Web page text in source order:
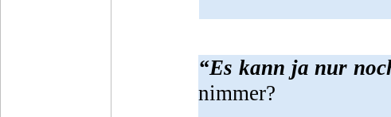
“Es kann ja nur
nimmer?